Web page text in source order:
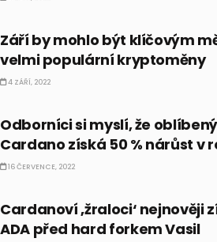
Září by mohlo být klíčovým
velmi populární kryptoměny
4 ZÁŘÍ, 2022
Odborníci si myslí, že
Cardano získá 50 % nárůst v
16 ČERVENCE, 2022
Cardanoví ‚žraloci‘ nejnověji
ADA před hard forkem Vasil